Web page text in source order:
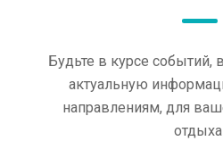
Будьте в курсе
актуальную
направлениям, для